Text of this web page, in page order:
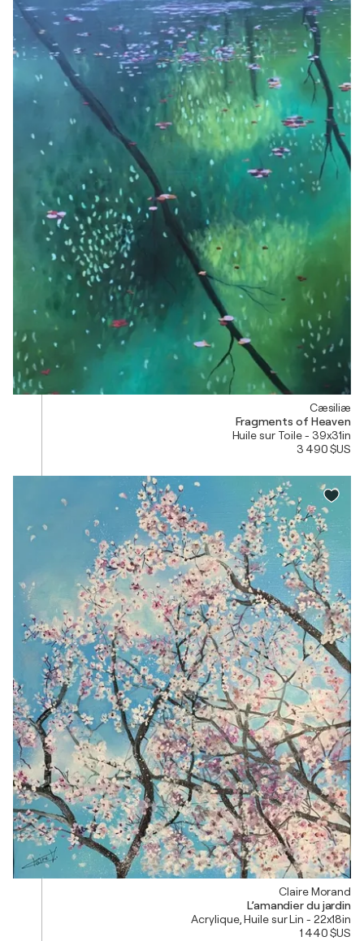
Cæsiliæ
Fragments of Heaven
Huile sur Toile - 39x31in
3 490 $US
Claire Morand
L’amandier du jardin
Acrylique, Huile sur Lin - 22x18in
1 440 $US